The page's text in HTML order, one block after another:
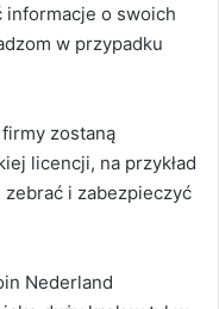
informacje o swoich
w przypadku
firmy zostaną
licencji, na przykład
i zabezpieczyć
Nederland